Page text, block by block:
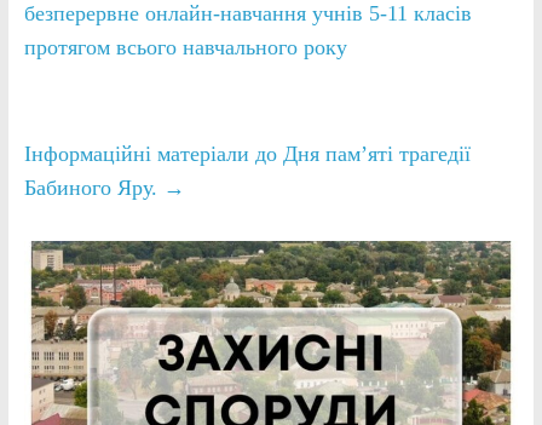
безперервне онлайн-навчання учнів 5-11 класів
протягом всього навчального року
Інформаційні матеріали до Дня пам’яті трагедії
Бабиного Яру. →